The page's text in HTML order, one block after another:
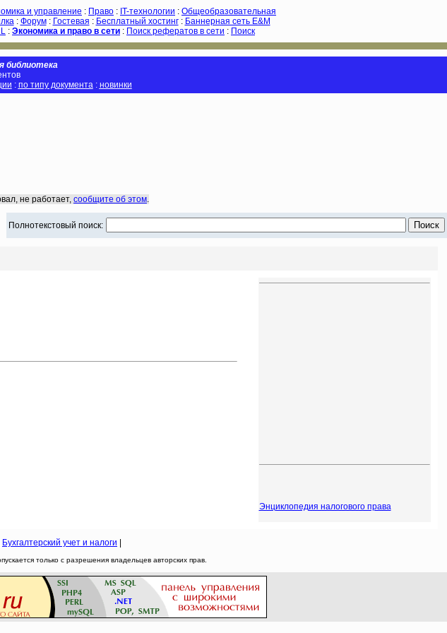
и управление : Право : IT-технологии : Общеобразовательная
: Форум: Гостевая : Бесплатный хостинг: Баннерная сеть E&M
: Экономика и право в сети : Поиск рефератов в сети : Поиск
библиотека
: по типу документа: новинки
не работает, сообщите об этом.
Полнотекстовый поиск:
Энциклопедия налогового права
Бухгалтерский учет и налоги
только с разрешения владельцев авторских прав.